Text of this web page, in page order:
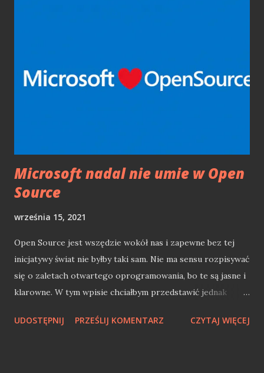
tuszem z butelki. W takim przypadku oryginalny tusz
kosztuje ok. 27 zł (65 ml), co jest niezmiernie atrakcyjne
Microsoft nadal nie umie w Open
Source
września 15, 2021
Open Source jest wszędzie wokół nas i zapewne bez tej
inicjatywy świat nie byłby taki sam. Nie ma sensu rozpisywać
się o zaletach otwartego oprogramowania, bo te są jasne i
klarowne. W tym wpisie chciałbym przedstawić jednak
został nieraz już wprowadzony w maliny. Powodem tego
UDOSTĘPNIJ PRZEŚLIJ KOMENTARZ CZYTAJ WIĘCEJ